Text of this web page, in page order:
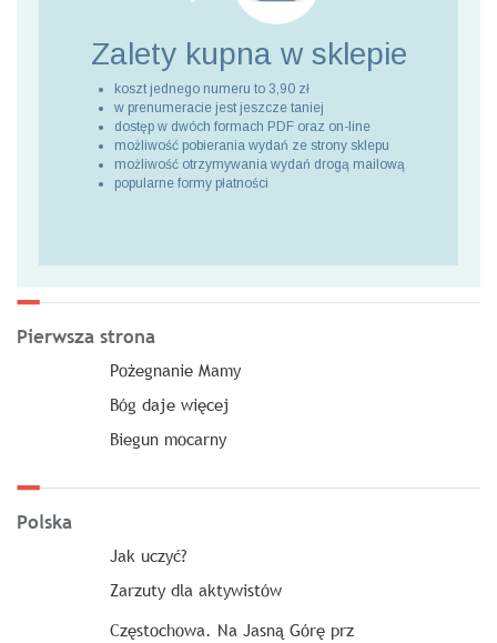
Zalety kupna w sklepie
koszt jednego numeru to 3,90 zł
w prenumeracie jest jeszcze taniej
dostęp w dwóch formach PDF oraz on-line
możliwość pobierania wydań ze strony sklepu
możliwość otrzymywania wydań drogą mailową
popularne formy płatności
Pierwsza strona
Pożegnanie Mamy
Bóg daje więcej
Biegun mocarny
Polska
Jak uczyć?
Zarzuty dla aktywistów
Częstochowa. Na Jasną Górę prz